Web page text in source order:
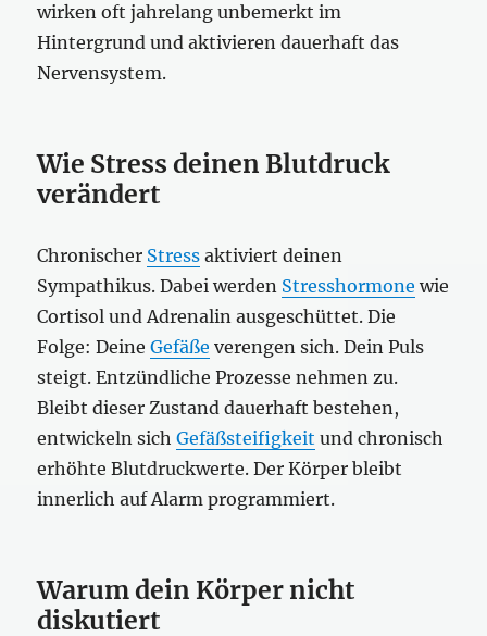
wirken oft jahrelang unbemerkt im
Hintergrund und aktivieren dauerhaft das
Nervensystem.
Wie Stress deinen Blutdruck
verändert
Chronischer Stress aktiviert deinen
Sympathikus. Dabei werden Stresshormone wie
Cortisol und Adrenalin ausgeschüttet. Die
Folge: DeineGefäße verengen sich. Dein Puls
steigt. Entzündliche Prozesse nehmen zu.
Bleibt dieser Zustand dauerhaft bestehen,
entwickeln sichGefäßsteifigkeit und chronisch
erhöhte Blutdruckwerte. Der Körper bleibt
innerlich auf Alarm programmiert.
Warum dein Körper nicht
diskutiert